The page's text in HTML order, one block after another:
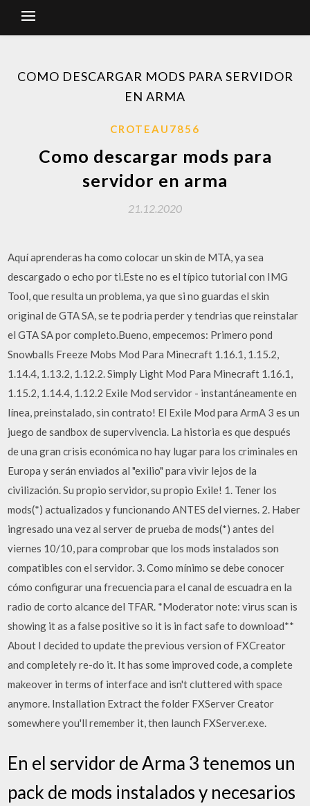
COMO DESCARGAR MODS PARA SERVIDOR
EN ARMA
CROTEAU7856
Como descargar mods para
servidor en arma
21.12.2020
Aquí aprenderas ha como colocar un skin de MTA, ya sea
descargado o echo por ti.Este no es el típico tutorial con IMG
Tool, que resulta un problema, ya que si no guardas el skin
original de GTA SA, se te podria perder y tendrias que reinstalar
el GTA SA por completo.Bueno, empecemos: Primero pond
Snowballs Freeze Mobs Mod Para Minecraft 1.16.1, 1.15.2,
1.14.4, 1.13.2, 1.12.2. Simply Light Mod Para Minecraft 1.16.1,
1.15.2, 1.14.4, 1.12.2 Exile Mod servidor - instantáneamente en
línea, preinstalado, sin contrato! El Exile Mod para ArmA 3 es un
juego de sandbox de supervivencia. La historia es que después
de una gran crisis económica no hay lugar para los criminales en
Europa y serán enviados al "exilio" para vivir lejos de la
civilización. Su propio servidor, su propio Exile! 1. Tener los
mods(*) actualizados y funcionando ANTES del viernes. 2. Haber
ingresado una vez al server de prueba de mods(*) antes del
viernes 10/10, para comprobar que los mods instalados son
compatibles con el servidor. 3. Como mínimo se debe conocer
cómo configurar una frecuencia para el canal de escuadra en la
radio de corto alcance del TFAR. *Moderator note: virus scan is
showing it as a false positive so it is in fact safe to download**
About I decided to update the previous version of FXCreator
and completely re-do it. It has some improved code, a complete
makeover in terms of interface and isn't cluttered with space
anymore. Installation Extract the folder FXServer Creator
somewhere you'll remember it, then launch FXServer.exe.
En el servidor de Arma 3 tenemos un
pack de mods instalados y necesarios